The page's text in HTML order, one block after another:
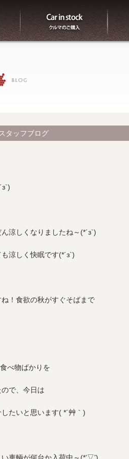
ショールーム紹介 販売
スタッフブログ
涼しくなりましたね～(*´з`)
涼しく快眠です(*´з`)
！食欲の秋がすぐそばまで
べ物ばかりを
で、今日は
たいと思います( *´艸｀)